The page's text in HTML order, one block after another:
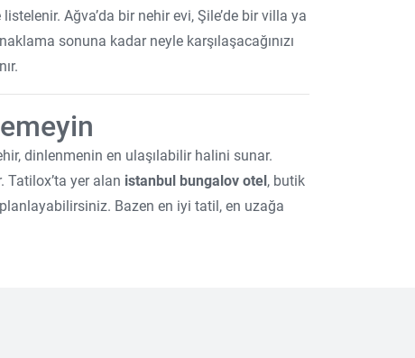
Ağva’da bir nehir evi, Şile’de bir villa ya
sonuna kadar neyle karşılaşacağınızı
dinlenmenin en ulaşılabilir halini sunar.
Tatilox’ta yer alan istanbul bungalov otel, butik
Bazen en iyi tatil, en uzağa